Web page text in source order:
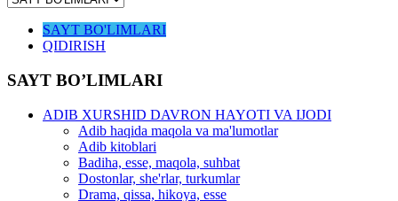
SAYT BO'LIMLARI
QIDIRISH
SAYT BO’LIMLARI
ADIB XURSHID DAVRON HAYOTI VA IJODI
Adib haqida maqola va ma'lumotlar
Adib kitoblari
Badiha, esse, maqola, suhbat
Dostonlar, she'rlar, turkumlar
Drama, qissa, hikoya, esse